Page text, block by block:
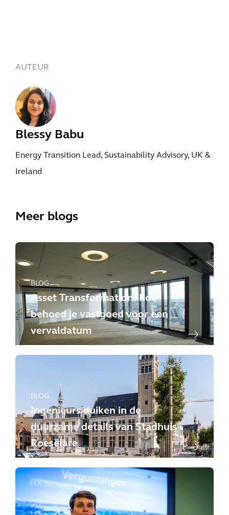
AUTEUR
Blessy Babu
Energy Transition Lead, Sustainability Advisory, UK &
Ireland
Meer blogs
BLOG
Asset Transformation: hoe
behoed je vastgoed voor een
vervaldatum
BLOG
Ingenieurs duiken in de
duurzame details van Stadhuis
Roeselare